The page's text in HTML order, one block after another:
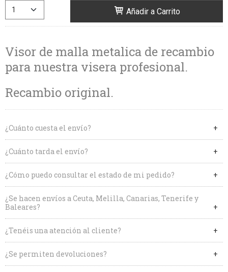
Añadir a Carrito
Visor de malla metalica de recambio
para nuestra visera profesional.
Recambio original.
¿Cuánto cuesta el envío?
¿Cuánto tarda el envío?
¿Cómo puedo consultar el estado de mi pedido?
¿Se hacen envíos a Ceuta, Melilla, Canarias, Tenerife y
Baleares?
¿Tenéis una atención al cliente?
¿Se permiten devoluciones?